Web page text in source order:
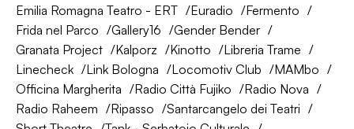
Emilia Romagna Teatro - ERT
Euradio
Fermento
Frida nel Parco
Gallery16
Gender Bender
Granata Project
Kalporz Kinotto
Libreria Trame
Linecheck
Link Bologna Locomotiv Club
MAMbo
Officina Margherita
Radio Città Fujiko
Radio Nova
Radio Raheem
Ripasso
Santarcangelo dei Teatri